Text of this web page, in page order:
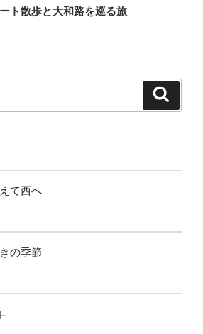
ト散歩と大和路を巡る旅
て西へ
の季節